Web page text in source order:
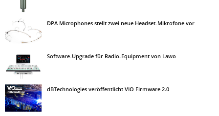
DPA Microphones stellt zwei neue Headset-Mikrofone vor
Software-Upgrade für Radio-Equipment von Lawo
dBTechnologies veröffentlicht VIO Firmware 2.0